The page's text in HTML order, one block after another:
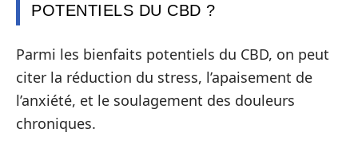
POTENTIELS DU CBD ?
Parmi les bienfaits potentiels du CBD, on peut
citer la réduction du stress, l’apaisement de
l’anxiété, et le soulagement des douleurs
chroniques.